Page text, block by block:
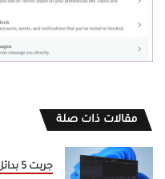
مقالات ذات صلة
جربت 5 بدائل مجانية لـ Premiere Pro وهذا ما اعتمدته